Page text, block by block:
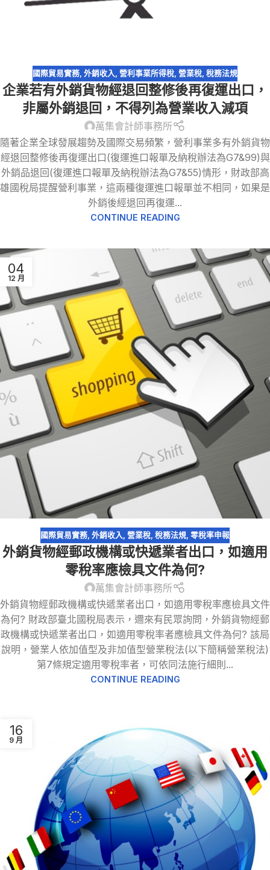
國際貿易實務, 外銷收入, 營利事業所得稅, 營業稅, 稅務法規
企業若有外銷貨物經退回整修後再復運出口，
非屬外銷退回，不得列為營業收入減項
萬集會計師事務所
隨著企業全球發展趨勢及國際交易頻繁，營利事業多有外銷貨物
經退回整修後再復運出口(復運進口報單及納稅辦法為G7&99)與
外銷品退回(復運進口報單及納稅辦法為G7&55)情形，財政部高
雄國稅局提醒營利事業，這兩種復運進口報單並不相同，如果是
外銷後經退回再復運...
CONTINUE READING
04
12 月
國際貿易實務 外銷收入 營業稅 稅務法規 零稅率申報
外銷貨物經郵政機構或快遞業者出口，如適用
零稅率應檢具文件為何?
萬集會計師事務所
外銷貨物經郵政機構或快遞業者出口，如適用零稅率應檢具文件
為何? 財政部臺北國稅局表示，邇來有民眾詢問，外銷貨物經郵
政機構或快遞業者出口，如適用零稅率者應檢具文件為何? 該局
說明，營業人依加值型及非加值型營業稅法(以下簡稱營業稅法)
第7條規定適用零稅率者，可依同法施行細則...
CONTINUE READING
16
9 月